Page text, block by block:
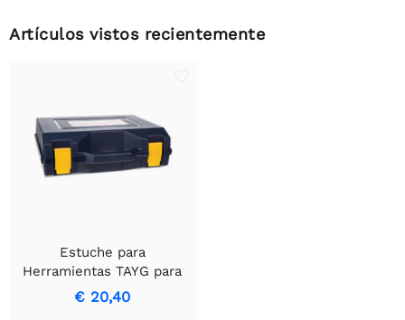
Artículos vistos recientemente
Estuche para
Herramientas TAYG para
Almacenaje Seguro de
Herramientas Eléctricas
€ 20,40